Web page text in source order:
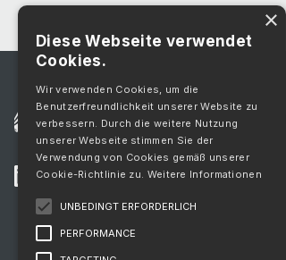
×
Diese Webseite verwendet
Cookies.
Wir verwenden Cookies, um die
Benutzerfreundlichkeit unserer Website zu
verbessern. Durch die weitere Nutzung
unserer Webseite stimmen Sie der
Verwendung von Cookies gemäß unserer
Cookie-Richtlinie zu. Weitere Informationen
UNBEDINGT ERFORDERLICH
PERFORMANCE